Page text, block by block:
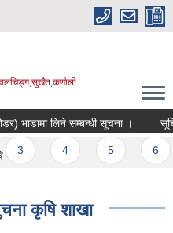
लिने सम्बन्धी सूचना ।
शाखा
कृषि शाखा